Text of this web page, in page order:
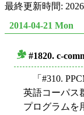
最終更新時間:
2014-04-21 Mon
#1820. c-
「#310.
英語コーパス
プログラムを